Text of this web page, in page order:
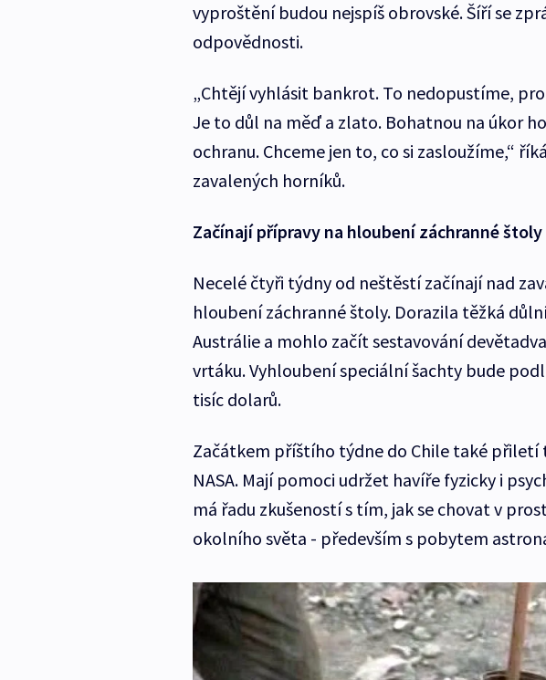
vyproštění budou nejspíš obrovské. Šíří se
odpovědnosti.
„Chtějí vyhlásit bankrot. To nedopustíme,
Je to důl na měď a zlato. Bohatnou na úkor
ochranu. Chceme jen to, co si zasloužíme,“
zavalených horníků.
Začínají přípravy na hloubení záchranné štoly
Necelé čtyři týdny od neštěstí začínají nad
hloubení záchranné štoly. Dorazila těžká
Austrálie a mohlo začít sestavování
vrtáku. Vyhloubení speciální šachty bude
tisíc dolarů.
Začátkem příštího týdne do Chile také přiletí
NASA. Mají pomoci udržet havíře fyzicky i
má řadu zkušeností s tím, jak se chovat v
okolního světa - především s pobytem